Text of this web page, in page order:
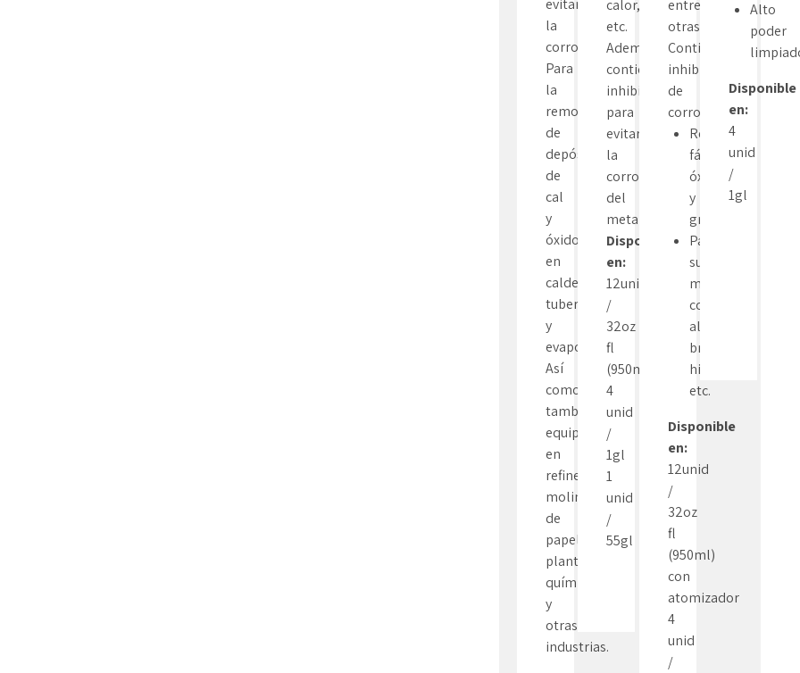
evitar
la
corrosión.
Para
la
remoción
de
depósitos
de
cal
y
óxido
en
calderas,
tuberías
y
evaporadores.
Así
como
también,
equipos
en
refinerías,
molinos
de
papel,
plantas
químicas
y
otras
industrias.
calor,
etc.
Además,
contiene
inhibidor
para
evitar
la
corrosión
del
metal.
Disponible
en:
12unid
/
32oz
fl
(950ml)
4
unid
/
1gl
1
unid
/
55gl
entre
otras.
Contiene
inhibidor
de
corrosión.
Remueve
fácilmente
óxido
y
grasa.
Para
superficies
metálicas
como,
aluminio,
bronce,
hierro,
etc.
Disponible
en:
12unid
/
32oz
fl
(950ml)
con
atomizador
4
unid
/
Alto
poder
Disponible
en:
4
unid
/
1gl